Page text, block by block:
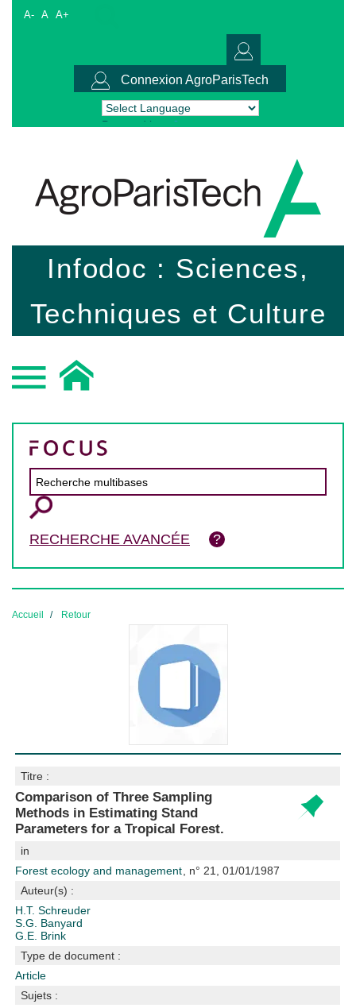
A- A A+
Connexion AgroParisTech
Powered by Translate
Infodoc : Sciences,
Techniques et Culture
RECHERCHE AVANCÉE
Accueil Retour
Titre :
Comparison of Three Sampling
Methods in Estimating Stand
Parameters for a Tropical Forest.
in
Forest ecology and management , n° 21, 01/01/1987
Auteur(s) :
H.T. Schreuder
S.G. Banyard
G.E. Brink
Type de document :
Article
Sujets :